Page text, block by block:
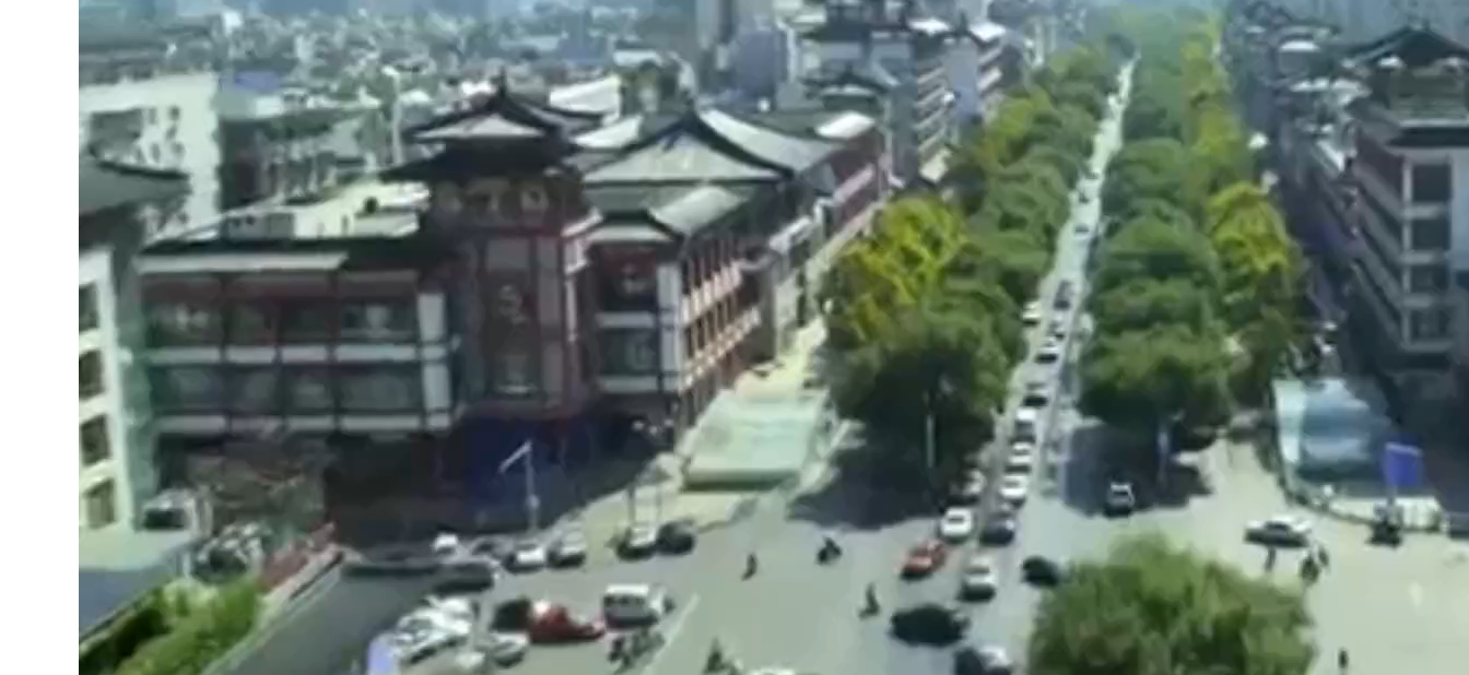
西安城市形象宣传片 中国视频网 2024-05-12 17:47:36发布 播放次数:
西安，古称“长安”、“镐京”，陕西省省会，国家历史文化名城，2008年经国务院批复，被定位为国家重要的科研、教育和工业基地，我国西部地区重要的中心城市。
西安地处关中平原中部，北濒渭河，南依秦岭，八水润长安。全市下辖10区3县，总面积10108平方公里。2014年末常住人口862.75万，其中城镇人口626.44万。
长安自古帝王都，西安拥有着5000多年文明史、3100多年建城史、1100多年的建都史，是中国四大古都之一，中华文明和中华民族重要发祥地之一，丝绸之路的起点。 丰镐都城、秦咸阳宫、兵马俑，汉未央宫、长乐
宫，隋大兴城，唐大明宫、兴庆宫等勾勒出“长安情结”。
西安是中国最佳旅游目的地、全国文明城市之一，国家重要的科教中心，拥有西安交通大学、西北工业大学、西安电子科技大学等7所985或211工程类大学。
西安目前已有两项六处遗产被列入《世界遗产名录》，分别是：秦始皇陵及兵马俑、大雁塔、小雁塔、唐长安城大明宫遗址、汉长安城未央宫遗址、兴教寺塔。